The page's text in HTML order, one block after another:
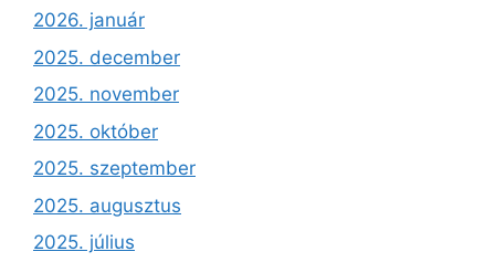
2026. január
2025. december
2025. november
2025. október
2025. szeptember
2025. augusztus
2025. július